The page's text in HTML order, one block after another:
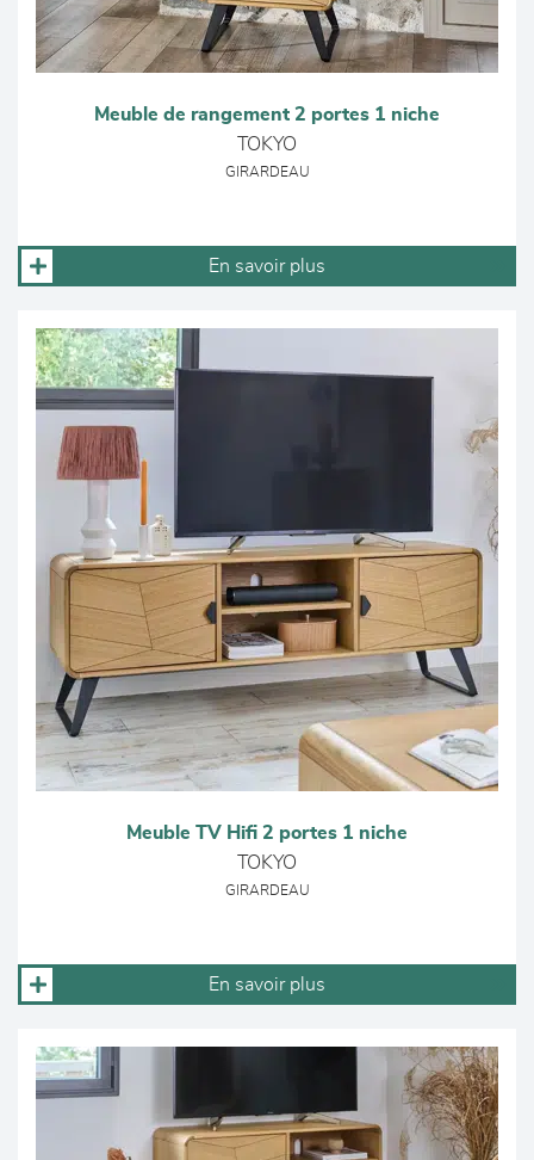
Meuble de rangement 2 portes 1 niche
TOKYO
GIRARDEAU
En savoir plus
Meuble TV Hifi 2 portes 1 niche
TOKYO
GIRARDEAU
En savoir plus